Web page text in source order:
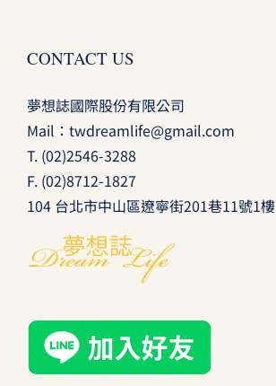
CONTACT US
夢想誌國際股份有限公司
Mail： twdreamlife@gmail.com
T. (02)2546-3288
F. (02)8712-1827
104 台北市中山區遼寧街201巷11號1樓